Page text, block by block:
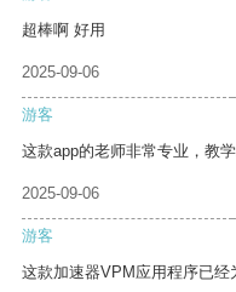
超棒啊 好用
2025-09-06
游客
这款app的老师非常专业，教
2025-09-06
游客
这款加速器VPM应用程序已经